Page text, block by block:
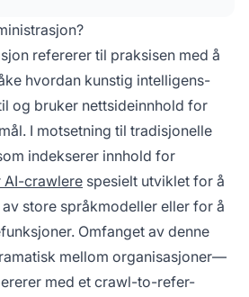
refererer til praksisen med å
hvordan kunstig intelligens-
og bruker nettsideinnhold for
I motsetning til tradisjonelle
indekserer innhold for
AI-crawlere spesielt utviklet for å
store språkmodeller eller for å
Omfanget av denne
mellom organisasjoner—
med et crawl-to-refer-